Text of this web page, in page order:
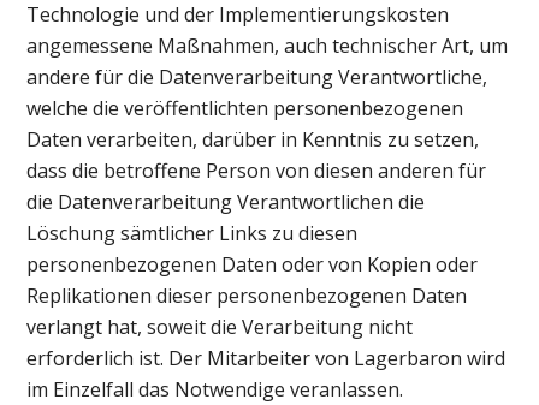
Technologie und der Implementierungskosten
angemessene Maßnahmen, auch technischer Art, um
andere für die Datenverarbeitung Verantwortliche,
welche die veröffentlichten personenbezogenen
Daten verarbeiten, darüber in Kenntnis zu setzen,
dass die betroffene Person von diesen anderen für
die Datenverarbeitung Verantwortlichen die
Löschung sämtlicher Links zu diesen
personenbezogenen Daten oder von Kopien oder
Replikationen dieser personenbezogenen Daten
verlangt hat, soweit die Verarbeitung nicht
erforderlich ist. Der Mitarbeiter von Lagerbaron wird
im Einzelfall das Notwendige veranlassen.